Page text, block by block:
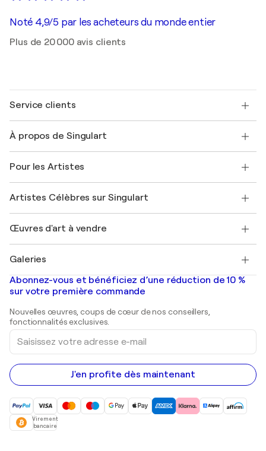
Noté 4,9/5 par les acheteurs du monde entier
Plus de 20 000 avis clients
Service clients
Expédition
Offrir une carte cadeau
Rejoignez notre programme commercial
Mon compte
+33 1 76 44 06 42
À propos de Singulart
FAQ
Magazine Singulart
Emplois
Découvrez une sélection d'art original
Pour les Artistes
Se connecter en tant qu'Artiste
Artistes Célèbres sur Singulart
Marc Chagall
Banksy
Mr. Brainwash
Shepard Fairey
Œuvres d'art à vendre
Tableaux abstraits à vendre
Peintures de paysage
Estampes
Peintures acryliques
Galeries
Galeries d'art en France
Galeries d'art en Belgique
Abonnez-vous et bénéficiez d’une réduction de 10 %
sur votre première commande
Nouvelles œuvres, coups de cœur de nos conseillers,
fonctionnalités exclusives.
Saisissez
votre
adresse
e-
mail
J'en profite dès maintenant
Virement
bancaire